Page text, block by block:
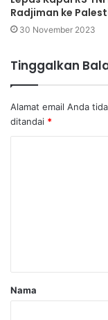
Radjiman ke
30 November 2023
Tinggalkan
Alamat email Anda
ditandai *
Nama